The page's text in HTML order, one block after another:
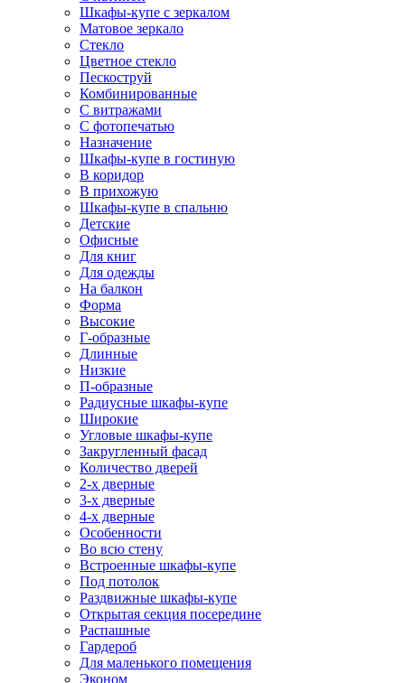
Шкафы-купе с зеркалом
Матовое зеркало
Стекло
Цветное стекло
Пескоструй
Комбинированные
С витражами
С фотопечатью
Назначение
Шкафы-купе в гостиную
В коридор
В прихожую
Шкафы-купе в спальню
Детские
Офисные
Для книг
Для одежды
На балкон
Форма
Высокие
Г-образные
Длинные
Низкие
П-образные
Радиусные шкафы-купе
Широкие
Угловые шкафы-купе
Закругленный фасад
Количество дверей
2-х дверные
3-х дверные
4-х дверные
Особенности
Во всю стену
Встроенные шкафы-купе
Под потолок
Раздвижные шкафы-купе
Открытая секция посередине
Распашные
Гардероб
Для маленького помещения
Эконом